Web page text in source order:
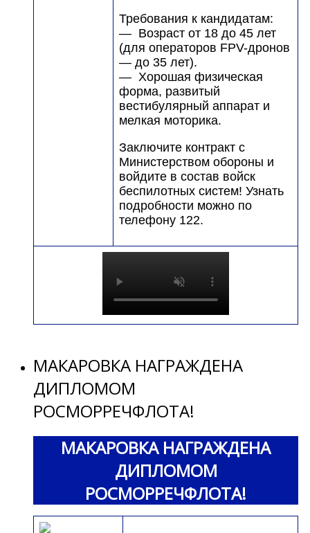
Требования к кандидатам:
— Возраст от 18 до 45 лет
(для операторов FPV-дронов
— до 35 лет).
— Хорошая физическая
форма, развитый
вестибулярный аппарат и
мелкая моторика.
Заключите контракт с
Министерством обороны и
войдите в состав войск
беспилотных систем! Узнать
подробности можно по
телефону 122.
МАКАРОВКА НАГРАЖДЕНА
ДИПЛОМОМ
РОСМОРРЕЧФЛОТА!
МАКАРОВКА НАГРАЖДЕНА
ДИПЛОМОМ
РОСМОРРЕЧФЛОТА!